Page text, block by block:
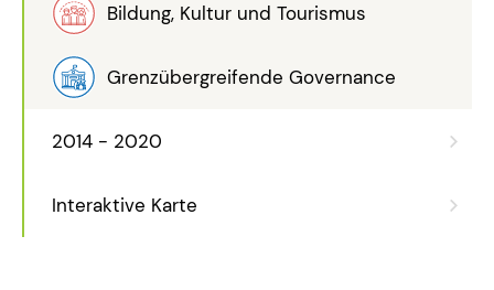
Bildung, Kultur und Tourismus
Grenzübergreifende Governance
2014 - 2020
Interaktive Karte